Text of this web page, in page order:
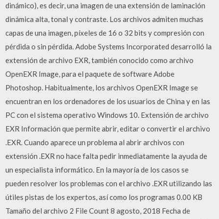
dinámico), es decir, una imagen de una extensión de laminación
dinámica alta, tonal y contraste. Los archivos admiten muchas
capas de una imagen, píxeles de 16 o 32 bits y compresión con
pérdida o sin pérdida. Adobe Systems Incorporated desarrolló la
extensión de archivo EXR, también conocido como archivo
OpenEXR Image, para el paquete de software Adobe
Photoshop. Habitualmente, los archivos OpenEXR Image se
encuentran en los ordenadores de los usuarios de China y en las
PC con el sistema operativo Windows 10. Extensión de archivo
EXR Información que permite abrir, editar o convertir el archivo
.EXR. Cuando aparece un problema al abrir archivos con
extensión .EXR no hace falta pedir inmediatamente la ayuda de
un especialista informático. En la mayoría de los casos se
pueden resolver los problemas con el archivo .EXR utilizando las
útiles pistas de los expertos, así como los programas 0.00 KB
Tamaño del archivo 2 File Count 8 agosto, 2018 Fecha de